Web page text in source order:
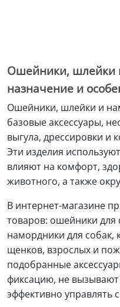
Ошейники, шлейки
назначение и
Ошейники, шлейки и
базовые аксессуары,
выгула, дрессировки и
Эти изделия
влияют на комфорт,
животного, а также
В интернет-магазине
товаров: ошейники для
намордники для собак,
щенков, взрослых и
подобранные
фиксацию, не
эффективно управлять